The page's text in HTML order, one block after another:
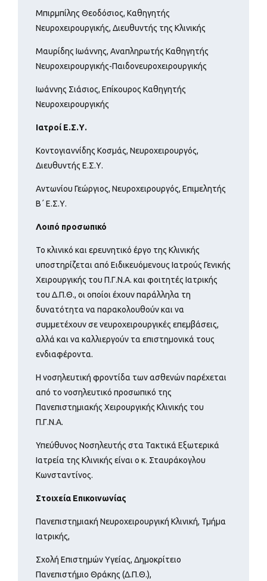
Μπιρμπίλης Θεοδόσιος, Καθηγητής
Νευροχειρουργικής, Διευθυντής της Κλινικής
Μαυρίδης Ιωάννης, Αναπληρωτής Καθηγητής
Νευροχειρουργικής-Παιδονευροχειρουργικής
Ιωάννης Σιάσιος, Επίκουρος Καθηγητής
Νευροχειρουργικής
Ιατροί Ε.Σ.Υ.
Κοντογιαννίδης Κοσμάς, Νευροχειρουργός,
Διευθυντής Ε.Σ.Υ.
Αντωνίου Γεώργιος, Νευροχειρουργός, Επιμελητής
Β΄ Ε.Σ.Υ.
Λοιπό προσωπικό
Το κλινικό και ερευνητικό έργο της Κλινικής
υποστηρίζεται από Ειδικευόμενους Ιατρούς Γενικής
Χειρουργικής του Π.Γ.Ν.Α. και φοιτητές Ιατρικής
του Δ.Π.Θ., οι οποίοι έχουν παράλληλα τη
δυνατότητα να παρακολουθούν και να
συμμετέχουν σε νευροχειρουργικές επεμβάσεις,
αλλά και να καλλιεργούν τα επιστημονικά τους
ενδιαφέροντα.
Η νοσηλευτική φροντίδα των ασθενών παρέχεται
από το νοσηλευτικό προσωπικό της
Πανεπιστημιακής Χειρουργικής Κλινικής του
Π.Γ.Ν.Α.
Υπεύθυνος Νοσηλευτής στα Τακτικά Εξωτερικά
Ιατρεία της Κλινικής είναι ο κ. Σταυράκογλου
Κωνσταντίνος.
Στοιχεία Επικοινωνίας
Πανεπιστημιακή Νευροχειρουργική Κλινική, Τμήμα
Ιατρικής,
Σχολή Επιστημών Υγείας, Δημοκρίτειο
Πανεπιστήμιο Θράκης (Δ.Π.Θ.),